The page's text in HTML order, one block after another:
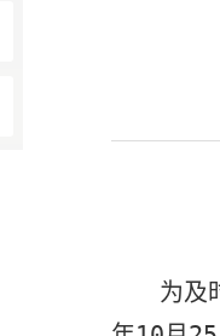
为及